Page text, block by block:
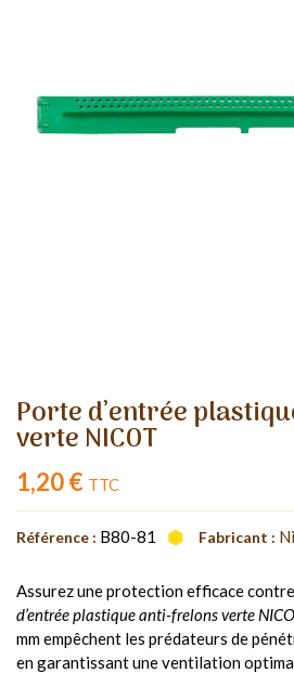
Porte d’entrée
verte NICOT
1,20 € TTC
Référence : B80-81 Fabricant :
Assurez une protection efficace
d’entrée plastique anti-frelons verte
mm empêchent les prédateurs de
en garantissant une ventilation